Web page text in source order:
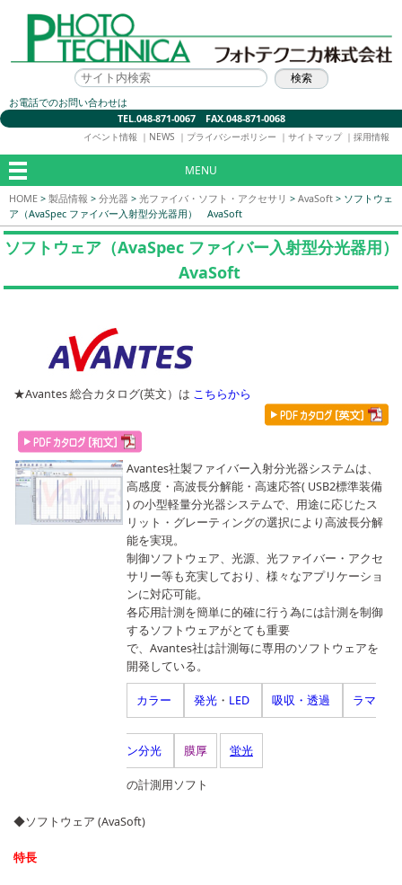
お電話でのお問い合わせは
TEL.048-871-0067 FAX.048-871-0068
イベント情報 ｜ NEWS ｜ プライバシーポリシー ｜ サイトマップ ｜ 採用情報
MENU
HOME > 製品情報 > 分光器 > 光ファイバ・ソフト・アクセサリ > AvaSoft > ソフトウェ
ア（AvaSpec ファイバー入射型分光器用） AvaSoft
ソフトウェア（AvaSpec ファイバー入射型分光器用）
AvaSoft
★Avantes 総合カタログ(英文）は こちらから
Avantes社製ファイバー入射分光器システムは、
高感度・高波長分解能・高速応答( USB2標準装備
) の小型軽量分光器システムで、用途に応じたス
リット・グレーティングの選択により高波長分解
能を実現。
制御ソフトウェア、光源、光ファイバー・アクセ
サリー等も充実しており、様々なアプリケーショ
ンに対応可能。
各応用計測を簡単に的確に行う為には計測を制御
するソフトウェアがとても重要
で、Avantes社は計測毎に専用のソフトウェアを
開発している。
カラー 発光 ・ LED 吸収・透過 ラマ
ン分光 膜厚 蛍光
の計測用ソフト
◆ソフトウェア (AvaSoft)
特長